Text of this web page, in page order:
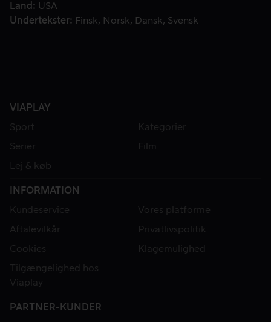
Land
USA
Undertekster
Finsk Norsk Dansk Svensk
VIAPLAY
Sport
Kategorier
Serier
Film
Lej & køb
INFORMATION
Kundeservice
Vores platforme
Aftalevilkår
Privatlivspolitik
Cookies
Klagemulighed
Tilgængelighed hos
Viaplay
PARTNER-KUNDER